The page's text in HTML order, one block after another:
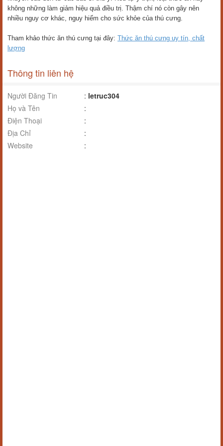
không những làm giảm hiệu quả điều trị. Thậm chí nó còn gây nên
nhiều nguy cơ khác, nguy hiểm cho sức khỏe của thú cưng.
Tham khảo thức ăn thú cưng tại đây: Thức ăn thú cưng uy tín, chất
lượng
Thông tin liên hệ
Người Đăng Tin : letruc304
Họ và Tên
:
Điện Thoại
:
Địa Chỉ
:
Website
: